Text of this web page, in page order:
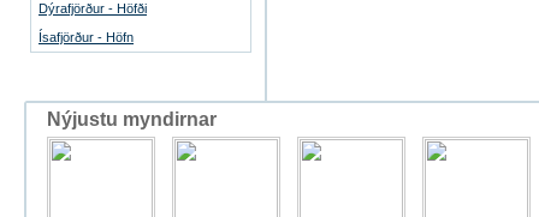
Dýrafjörður - Höfði
Ísafjörður - Höfn
Nýjustu myndirnar